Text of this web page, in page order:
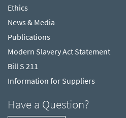
Ethics
News & Media
Publications
Modern Slavery Act Statement
Bill S 211
Information for Suppliers
Have a Question?